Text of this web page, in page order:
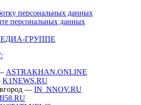
персональных данных
персональных данных
ГРУППЕ
ASTRAKHAN.ONLINE
K1NEWS.RU
— IN_NNOV.RU